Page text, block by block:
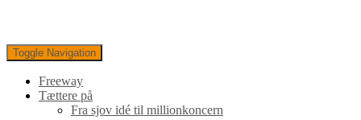
Toggle Navigation
Freeway
Tættere på
Fra sjov idé til millionkoncern